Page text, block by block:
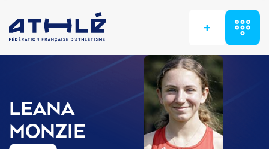
+
LEANA
MONZIE